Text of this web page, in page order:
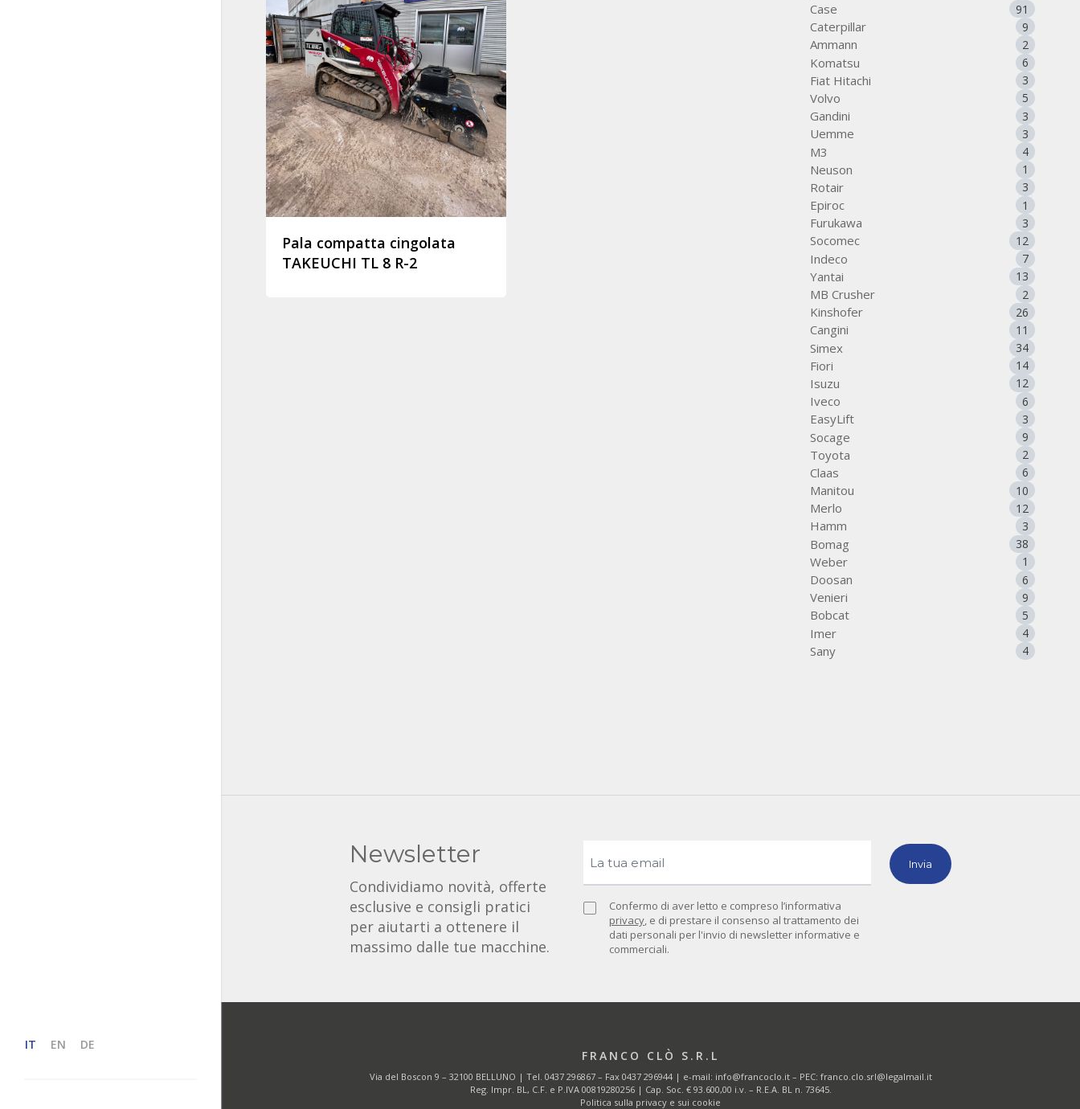
IT EN DE
Pala compatta cingolata
TAKEUCHI TL 8 R-2
Case 91
Caterpillar 9
Ammann 2
Komatsu 6
Fiat Hitachi 3
Volvo 5
Gandini 3
Uemme 3
M3 4
Neuson 1
Rotair 3
Epiroc 1
Furukawa 3
Socomec 12
Indeco 7
Yantai 13
MB Crusher 2
Kinshofer 26
Cangini 11
Simex 34
Fiori 14
Isuzu 12
Iveco 6
EasyLift 3
Socage 9
Toyota 2
Claas 6
Manitou 10
Merlo 12
Hamm 3
Bomag 38
Weber 1
Doosan 6
Venieri 9
Bobcat 5
Imer 4
Sany 4
Newsletter
Condividiamo novità, offerte
esclusive e consigli pratici
per aiutarti a ottenere il
massimo dalle tue macchine.
Confermo di aver letto e compreso l’informativa
privacy, e di prestare il consenso al trattamento dei
dati personali per l'invio di newsletter informative e
commerciali.
FRANCO CLÒ S.R.L
Via del Boscon 9 – 32100 BELLUNO | Tel. 0437 296867– Fax 0437 296944 | e-mail: info@francoclo.it– PEC: franco.clo.srl@legalmail.it
Reg. Impr. BL, C.F. e P.IVA 00819280256 | Cap. Soc. € 93.600,00 i.v. – R.E.A. BL n. 73645.
Politica sulla privacy e sui cookie